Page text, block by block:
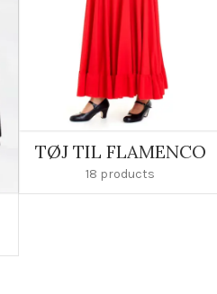
TØJ TIL FLAMENCO
18 products